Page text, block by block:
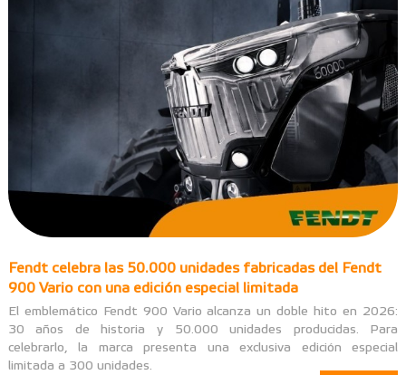
Fendt celebra las 50.000 unidades fabricadas del Fendt
900 Vario con una edición especial limitada
El emblemático Fendt 900 Vario alcanza un doble hito en 2026:
30 años de historia y 50.000 unidades producidas. Para
celebrarlo, la marca presenta una exclusiva edición especial
limitada a 300 unidades.